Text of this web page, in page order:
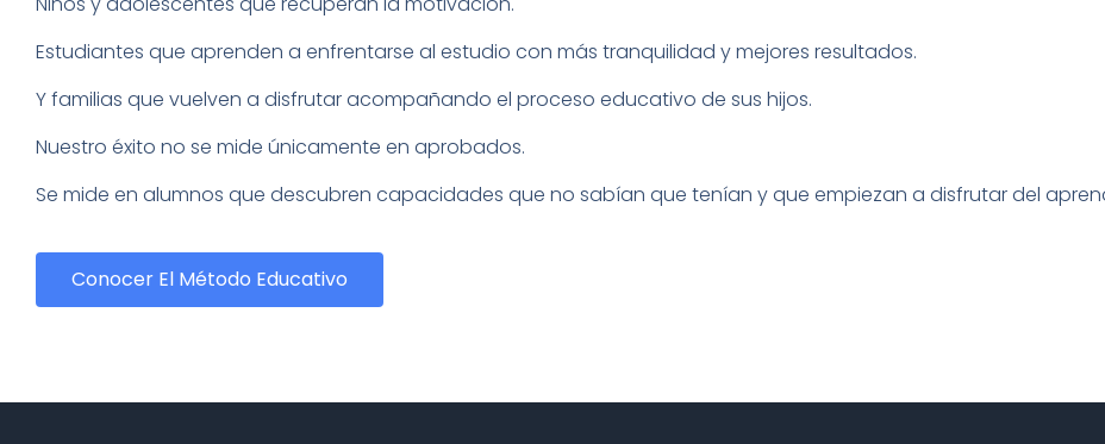
Estudiantes que aprenden a enfrentarse al estudio con más tranquilidad y mejores resultados.
Y familias que vuelven a disfrutar acompañando el proceso educativo de sus hijos.
Nuestro éxito no se mide únicamente en aprobados.
Se mide en alumnos que descubren capacidades que no sabían que tenían y que empiezan a disfrutar del
Conocer El Método Educativo